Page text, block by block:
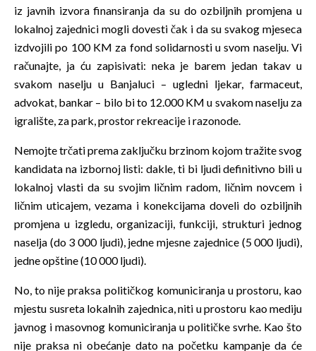
iz javnih izvora finansiranja da su do ozbiljnih promjena u
lokalnoj zajednici mogli dovesti čak i da su svakog mjeseca
izdvojili po 100 KM za fond solidarnosti u svom naselju. Vi
računajte, ja ću zapisivati: neka je barem jedan takav u
svakom naselju u Banjaluci – ugledni ljekar, farmaceut,
advokat, bankar – bilo bi to 12.000 KM u svakom naselju za
igralište, za park, prostor rekreacije i razonode.
Nemojte trčati prema zaključku brzinom kojom tražite svog
kandidata na izbornoj listi: dakle, ti bi ljudi definitivno bili u
lokalnoj vlasti da su svojim ličnim radom, ličnim novcem i
ličnim uticajem, vezama i konekcijama doveli do ozbiljnih
promjena u izgledu, organizaciji, funkciji, strukturi jednog
naselja (do 3 000 ljudi), jedne mjesne zajednice (5 000 ljudi),
jedne opštine (10 000 ljudi).
No, to nije praksa političkog komuniciranja u prostoru, kao
mjestu susreta lokalnih zajednica, niti u prostoru kao mediju
javnog i masovnog komuniciranja u političke svrhe. Kao što
nije praksa ni obećanje dato na početku kampanje da će